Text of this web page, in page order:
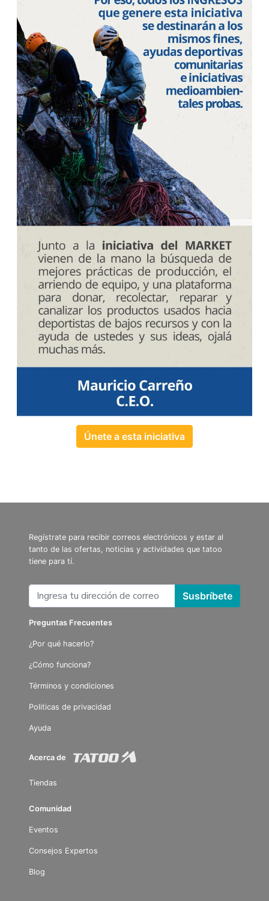
Únete a esta iniciativa
Regístrate para recibir correos electrónicos y estar al
tanto de las ofertas, noticias y actividades que tatoo
tiene para tí.
Susbríbete
Preguntas Frecuentes
¿Por qué hacerlo?
¿Cómo funciona?
Términos y condiciones
Politicas de privacidad
Ayuda
Acerca de
Tiendas
Comunidad
Eventos
Consejos Expertos
Blog